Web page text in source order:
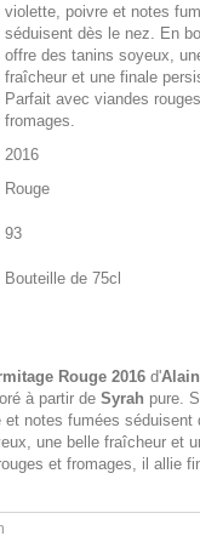
violette, poivre et notes
séduisent dès le nez. En
offre des tanins soyeux,
fraîcheur et une finale
Parfait avec viandes
fromages.
2016
Rouge
93
Bouteille de 75cl
Rouge 2016d'
à partir de Syrah pure.
et notes fumées
une belle fraîcheur et
et fromages, il allie